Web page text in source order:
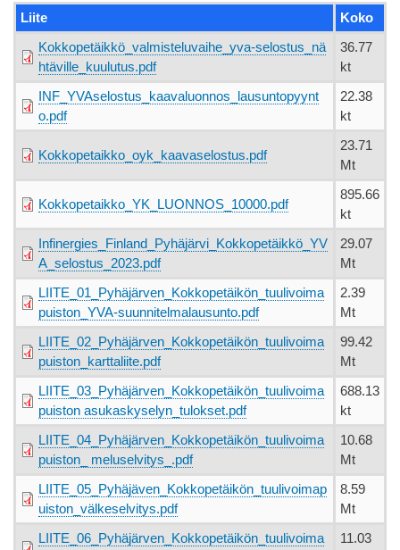
Liite Koko
Kokkopetäikkö_valmisteluvaihe_yva-selostus_nä
htäville_kuulutus.pdf
36.77
kt
INF_YVAselostus_kaavaluonnos_lausuntopyynt
o.pdf
22.38
kt
Kokkopetaikko_oyk_kaavaselostus.pdf
23.71
Mt
Kokkopetaikko_YK_LUONNOS_10000.pdf
895.66
kt
Infinergies_Finland_Pyhäjärvi_Kokkopetäikkö_YV
A_selostus_2023.pdf
29.07
Mt
LIITE_01_Pyhäjärven_Kokkopetäikön_tuulivoima
puiston_YVA-suunnitelmalausunto.pdf
2.39
Mt
LIITE_02_Pyhäjärven_Kokkopetäikön_tuulivoima
puiston_karttaliite.pdf
99.42
Mt
LIITE_03_Pyhäjärven_Kokkopetäikön_tuulivoima
puiston asukaskyselyn_tulokset.pdf
688.13
kt
LIITE_04_Pyhäjärven_Kokkopetäikön_tuulivoima
puiston_ meluselvitys_.pdf
10.68
Mt
LIITE_05_Pyhäjäven_Kokkopetäikön_tuulivoimap
uiston_välkeselvitys.pdf
8.59
Mt
LIITE_06_Pyhäjärven_Kokkopetäikön_tuulivoima
11.03